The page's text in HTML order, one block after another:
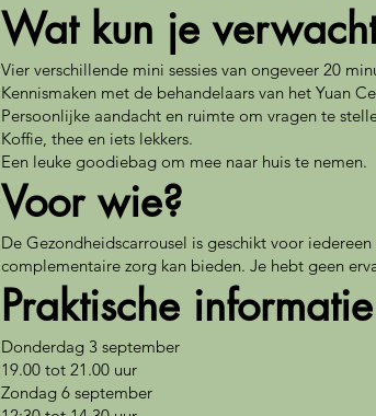
Wat kun je
Vier verschillende mini sessies van ongeveer 20
Kennismaken met de behandelaars van het Yuan
Persoonlijke aandacht en ruimte om vragen te
Koffie, thee en iets lekkers.
Een leuke goodiebag om mee naar huis te nemen.
Voor wie?
De Gezondheidscarrousel is geschikt voor
complementaire zorg kan bieden. Je hebt geen
Praktische
Donderdag 3 september
19.00 tot 21.00 uur
Zondag 6 september